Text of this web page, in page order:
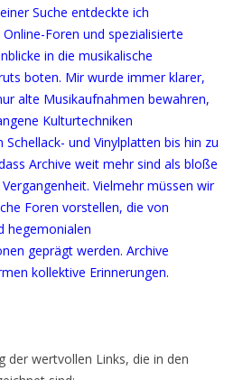
Suche entdeckte ich
Foren und spezialisierte
in die musikalische
boten. Mir wurde immer klarer,
alte Musikaufnahmen bewahren,
Kulturtechniken
und Vinylplatten bis hin zu
Archive weit mehr sind als bloße
Vielmehr müssen wir
Foren vorstellen, die von
hegemonialen
geprägt werden. Archive
kollektive Erinnerungen.
der wertvollen Links, die in den